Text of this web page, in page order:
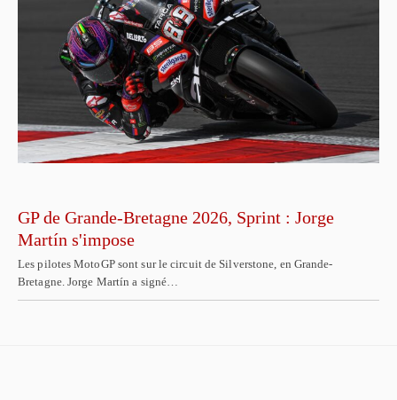
GP de Grande-Bretagne 2026, Sprint : Jorge
Martín s'impose
Les pilotes MotoGP sont sur le circuit de Silverstone, en Grande-
Bretagne. Jorge Martín a signé…